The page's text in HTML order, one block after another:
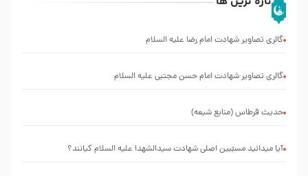
گالری تصاویر شهادت امام رضا علیه السلام
گالری تصاویر شهادت امام حسن مجتبی علیه السلام
حدیث قرطاس (منابع شیعه)
آیا میدانید مسبّبین اصلی شهادت سیدالشهدا علیه ‌السلام کیانند؟